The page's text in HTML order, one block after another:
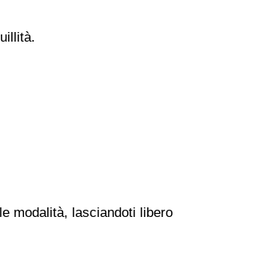
modalità, lasciandoti libero